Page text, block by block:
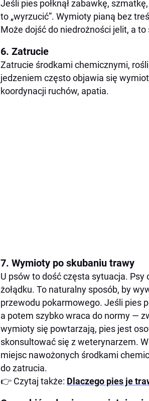
Jeśli pies połknął zabawkę,
to „wyrzucić”. Wymioty pianą bez
Może dojść do niedrożności jelit, a
6. Zatrucie
Zatrucie środkami chemicznymi,
jedzeniem często objawia się
koordynacji ruchów, apatia.
7. Wymioty po skubaniu trawy
U psów to dość częsta sytuacja.
żołądku. To naturalny sposób, by
przewodu pokarmowego. Jeśli pies
a potem szybko wraca do normy —
wymioty się powtarzają, pies jest
skonsultować się z weterynarzem.
miejsc nawożonych środkami
do zatrucia.
👉 Czytaj także: Dlaczego pies je